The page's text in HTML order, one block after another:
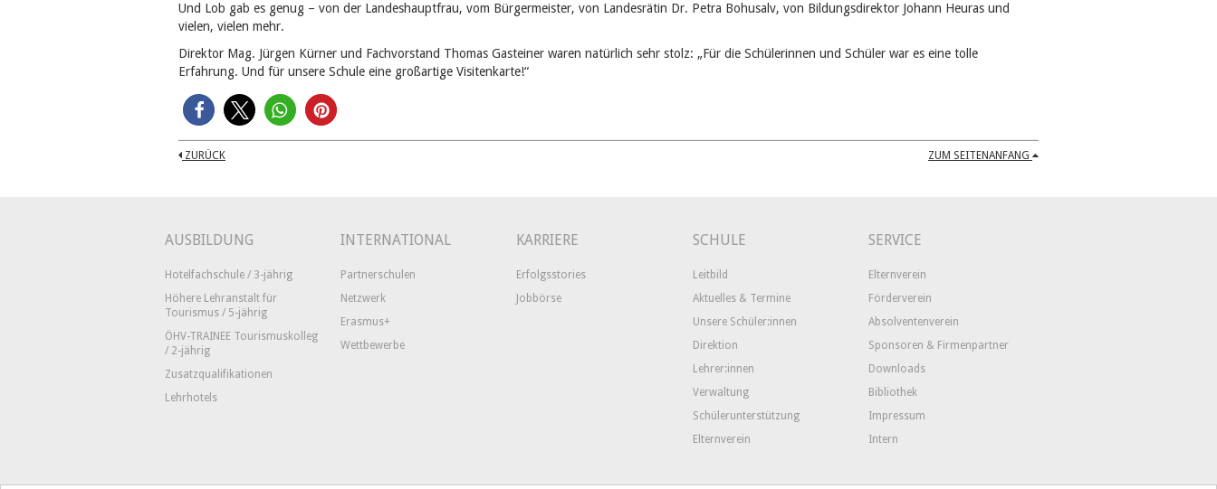
Und Lob gab es genug – von der Landeshauptfrau, vom Bürgermeister, von Landesrätin Dr. Petra Bohusalv, von Bildungsdirektor Johann Heuras und
vielen, vielen mehr.
Direktor Mag. Jürgen Kürner und Fachvorstand Thomas Gasteiner waren natürlich sehr stolz: „Für die Schülerinnen und Schüler war es eine tolle
Erfahrung. Und für unsere Schule eine großartige Visitenkarte!“
ZURÜCK ZUM SEITENANFANG
AUSBILDUNG
Hotelfachschule / 3-jährig
Höhere Lehranstalt für
Tourismus / 5-jährig
ÖHV-TRAINEE Tourismuskolleg
/ 2-jährig
Zusatzqualifikationen
Lehrhotels
INTERNATIONAL
Partnerschulen
Netzwerk
Erasmus+
Wettbewerbe
KARRIERE
Erfolgsstories
Jobbörse
SCHULE
Leitbild
Aktuelles & Termine
Unsere Schüler:innen
Direktion
Lehrer:innen
Verwaltung
Schülerunterstützung
Elternverein
SERVICE
Elternverein
Förderverein
Absolventenverein
Sponsoren & Firmenpartner
Downloads
Bibliothek
Impressum
Intern